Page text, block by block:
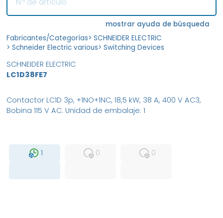
mostrar ayuda de búsqueda
Fabricantes/Categorías> SCHNEIDER ELECTRIC
> Schneider Electric various> Switching Devices
SCHNEIDER ELECTRIC
LC1D38FE7
1
0
0
Contactor LC1D 3p, +1NO+1NC, 18,5 kW, 38 A, 400 V AC3,
Bobina 115 V AC. Unidad de embalaje: 1